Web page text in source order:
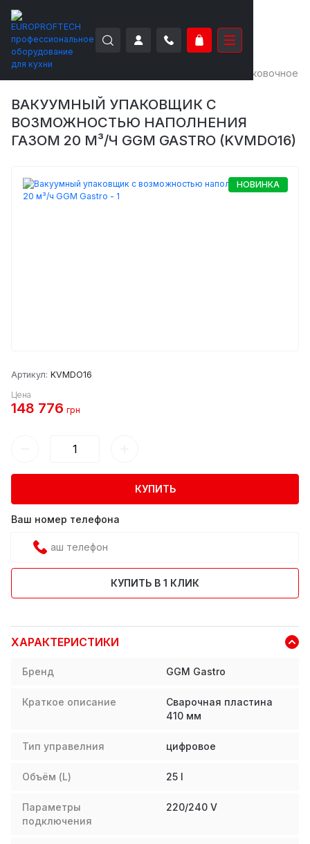
EUROPROFTECH Упаковочное
ВАКУУМНЫЙ УПАКОВЩИК С
ВОЗМОЖНОСТЬЮ НАПОЛНЕНИЯ
ГАЗОМ 20 М³/Ч GGM GASTRO (KVMDO16)
НОВИНКА
Артикул: KVMDO16
Цена
148 776 грн
КУПИТЬ
Ваш номер телефона
КУПИТЬ В 1 КЛИК
ХАРАКТЕРИСТИКИ
Бренд GGM Gastro
Краткое описание
Сварочная пластина
410 мм
Тип управелния цифровое
Объём (L) 25 l
Параметры
подключения
220/240 V